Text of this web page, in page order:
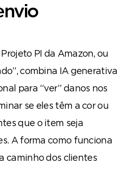
PI da Amazon, ou
combina IA generativa
para “ver” danos nos
se eles têm a cor ou
que o item seja
A forma como funciona
caminho dos clientes